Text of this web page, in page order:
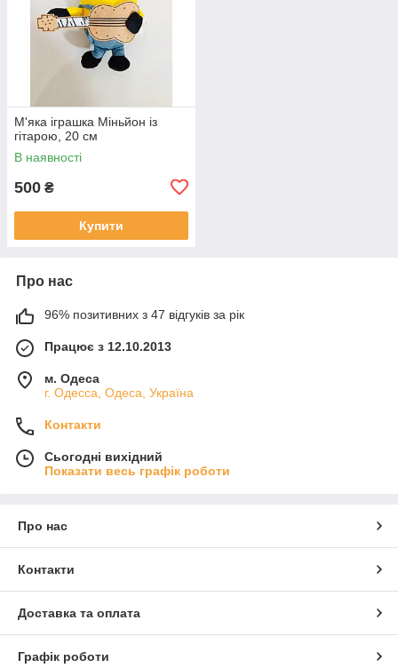
М'яка іграшка Міньйон із
гітарою, 20 см
В наявності
500 ₴
Купити
Про нас
96% позитивних з 47 відгуків за рік
Працює з 12.10.2013
м. Одеса
г. Одесса, Одеса, Україна
Контакти
Сьогодні вихідний
Показати весь графік роботи
Про нас
Контакти
Доставка та оплата
Графік роботи